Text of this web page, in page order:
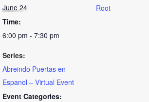
June 24
Time:
6:00 pm - 7:30 pm
Series:
Abreindo Puertas en
Espanol – Virtual Event
Event Categories:
Root